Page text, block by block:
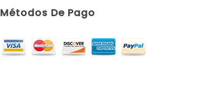
Métodos De Pago